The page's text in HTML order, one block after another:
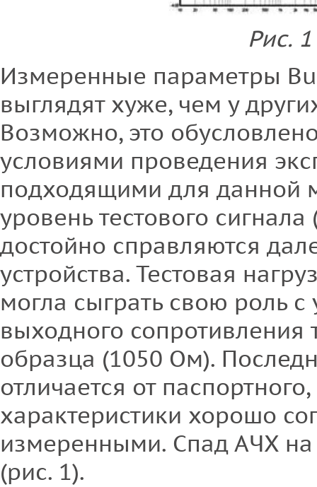
Рис. 1
Измеренные параметры
выглядят хуже, чем у
Возможно, это
условиями проведения
подходящими для данной
уровень тестового
достойно справляются
устройства. Тестовая
могла сыграть свою роль с
выходного сопротивления
образца (1050 Ом).
отличается от
характеристики хорошо
измеренными. Спад АЧХ на
(рис. 1).